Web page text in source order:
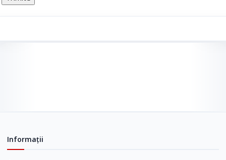
Informații